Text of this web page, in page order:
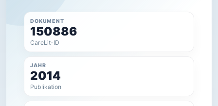
DOKUMENT
150886
CareLit-ID
JAHR
2014
Publikation